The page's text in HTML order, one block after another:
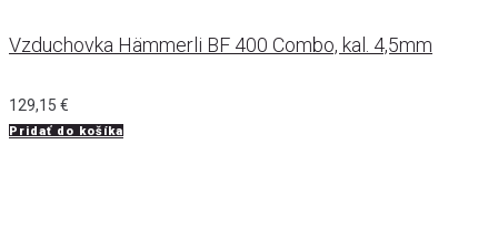
Vzduchovka Hämmerli BF 400 Combo, kal. 4,5mm
129,15 €
Pridať do košíka